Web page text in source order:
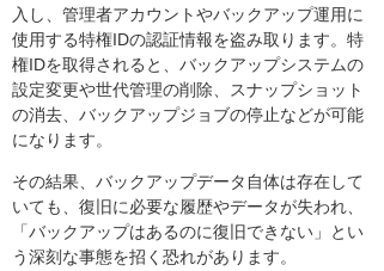
入し、管理者アカウントやバックアップ運用に
使用する特権IDの認証情報を盗み取ります。特
権IDを取得されると、バックアップシステムの
設定変更や世代管理の削除、スナップショット
の消去、バックアップジョブの停止などが可能
になります。
その結果、バックアップデータ自体は存在して
いても、復旧に必要な履歴やデータが失われ、
「バックアップはあるのに復旧できない」とい
う深刻な事態を招く恐れがあります。